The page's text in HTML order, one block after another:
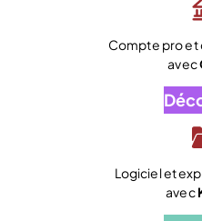
Compte pro et
avec
Logiciel et
avec